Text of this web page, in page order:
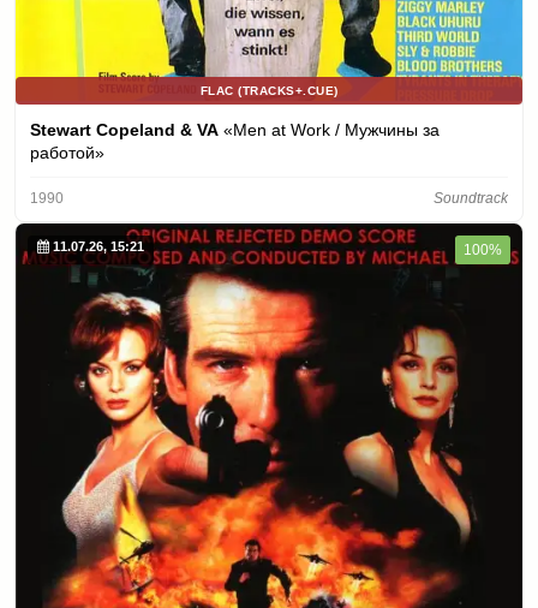
FLAC (TRACKS+.CUE)
Stewart Copeland & VA «Men at Work / Мужчины за
работой»
1990 Soundtrack
11.07.26, 15:21 100%